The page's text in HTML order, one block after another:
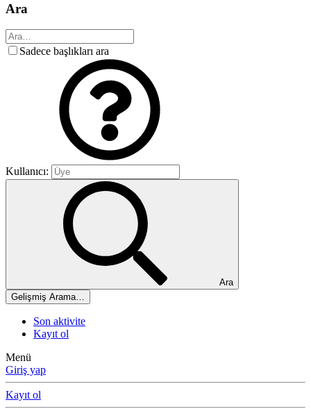
Ara
Sadece başlıkları ara
Kullanıcı:
Ara
Gelişmiş Arama…
Son aktivite
Kayıt ol
Menü
Giriş yap
Kayıt ol